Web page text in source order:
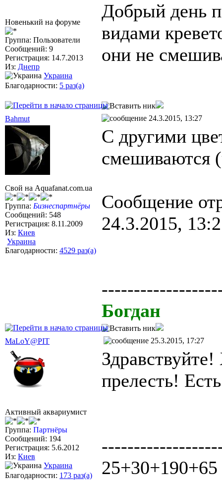
Новенький на форуме
Группа: Пользователи
Сообщений: 9
Регистрация: 14.7.2013
Из: Днепр
Украина
Благодарности: 5 раз(а)
Добрый день
видами
они не
Bahmut 24.3.2015, 13:27
Свой на Aquafanat.com.ua
Группа: Бизнеспартнёры
Сообщений: 548
Регистрация: 8.11.2009
Из: Киев
Украина
Благодарности: 4529 раз(а)
С другими
смешиваются
Сообщение
24.3.2015,
Богдан
MaLoY@PIT 25.3.2015, 17:27
Активный аквариумист
Группа: Партнёры
Сообщений: 194
Регистрация: 5.6.2012
Из: Киев
Украина
Благодарности: 173 раз(а)
прелесть!
25+30+190+65